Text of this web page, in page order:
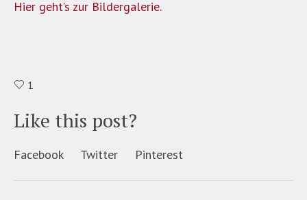
Hier geht’s zur Bildergalerie.
1
Like this post?
Facebook Twitter Pinterest